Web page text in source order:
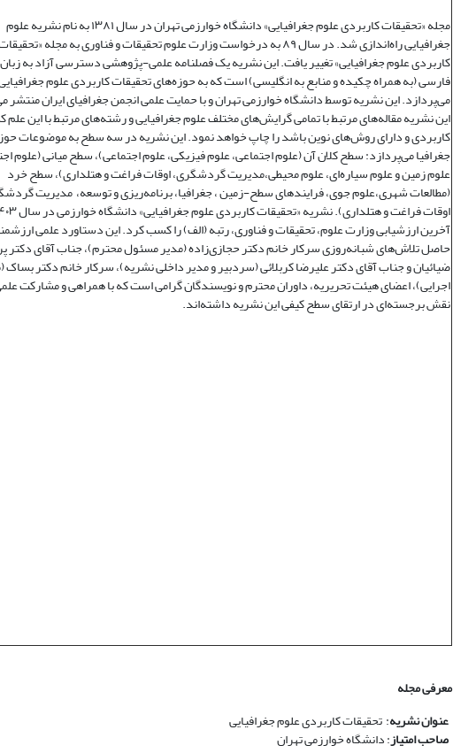
مجله «تحقیقات کاربردی علوم جغرافیایی» دانشگاه خوارزمی تهران در سال ۱۳۸۱ به نام نشریه علوم
جغرافیایی راه‌اندازی شد. در سال ۸۹ به درخواست وزارت علوم تحقیقات و فناوری به مجله
کاربردی علوم جغرافیایی» تغییر یافت. این نشریه یک فصلنامه علمی‌-پژوهشی دسترسی آزاد به زبان
فارسی (به همراه چکیده و منابع به انگلیسی) است که به حوزه‌های تحقیقات کاربردی علوم
می‌پردازد. این نشریه توسط دانشگاه خوارزمی تهران و با حمایت علمی انجمن جغرافیای ایران
این نشریه مقاله‌های مرتبط با تمامی گرایش‌های مختلف علوم جغرافیایی و رشته‌های مرتبط با این علم
کاربردی و دارای روش‌های نوین باشد را چاپ خواهد نمود. این نشریه در سه سطح به موضوعات
جغرافیا می‌پردازد: سطح کلان آن (علوم اجتماعی، علوم فیزیکی، علوم اجتماعی)، سطح میانی (علوم
علوم زمین و علوم سیاره‌ای، علوم محیطی،مدیریت گردشگری، اوقات فراغت و هتلداری)، سطح خرد
(مطالعات شهری،علوم جوی، فرایندهای سطح-زمین ، جغرافیا، برنامه‌ریزی و توسعه، مدیریت
آخرین ارزشیابی وزارت علوم، تحقیقات و فناوری، رتبه (الف) را کسب کرد. این دستاورد علمی
حاصل تلاش‌های شبانه‌روزی سرکار خانم دکتر حجازی‌زاده (مدیر مسئول محترم)، جناب آقای دکتر
ضیائیان و جناب آقای دکتر علیرضا کربلائی (سردبیر و مدیر داخلی نشریه)، سرکار خانم دکتر بساک
اجرایی)، اعضای هیئت تحریریه، داوران محترم و نویسندگان گرامی است که با همراهی و مشارکت
نقش برجسته‌ای در ارتقای سطح کیفی این نشریه داشته‌اند.
معرفی مجله
عنوان نشریه: تحقیقات کاربردی علوم جغرافیایی
صاحب امتیاز: دانشگاه خوارزمی تهران